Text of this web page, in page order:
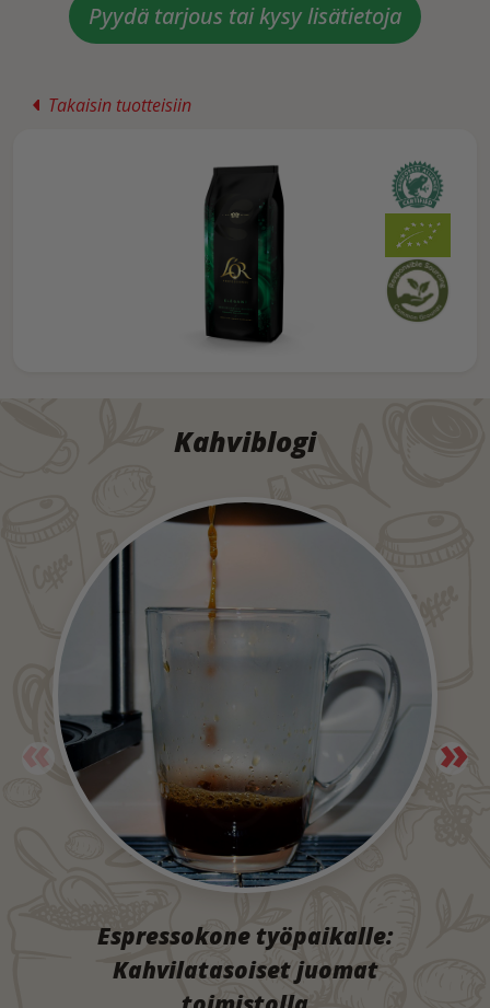
Takaisin tuotteisiin
Pyydä tarjous tai kysy lisätietoja
Kahviblogi
Espressokone työpaikalle:
Kahvilatasoiset juomat